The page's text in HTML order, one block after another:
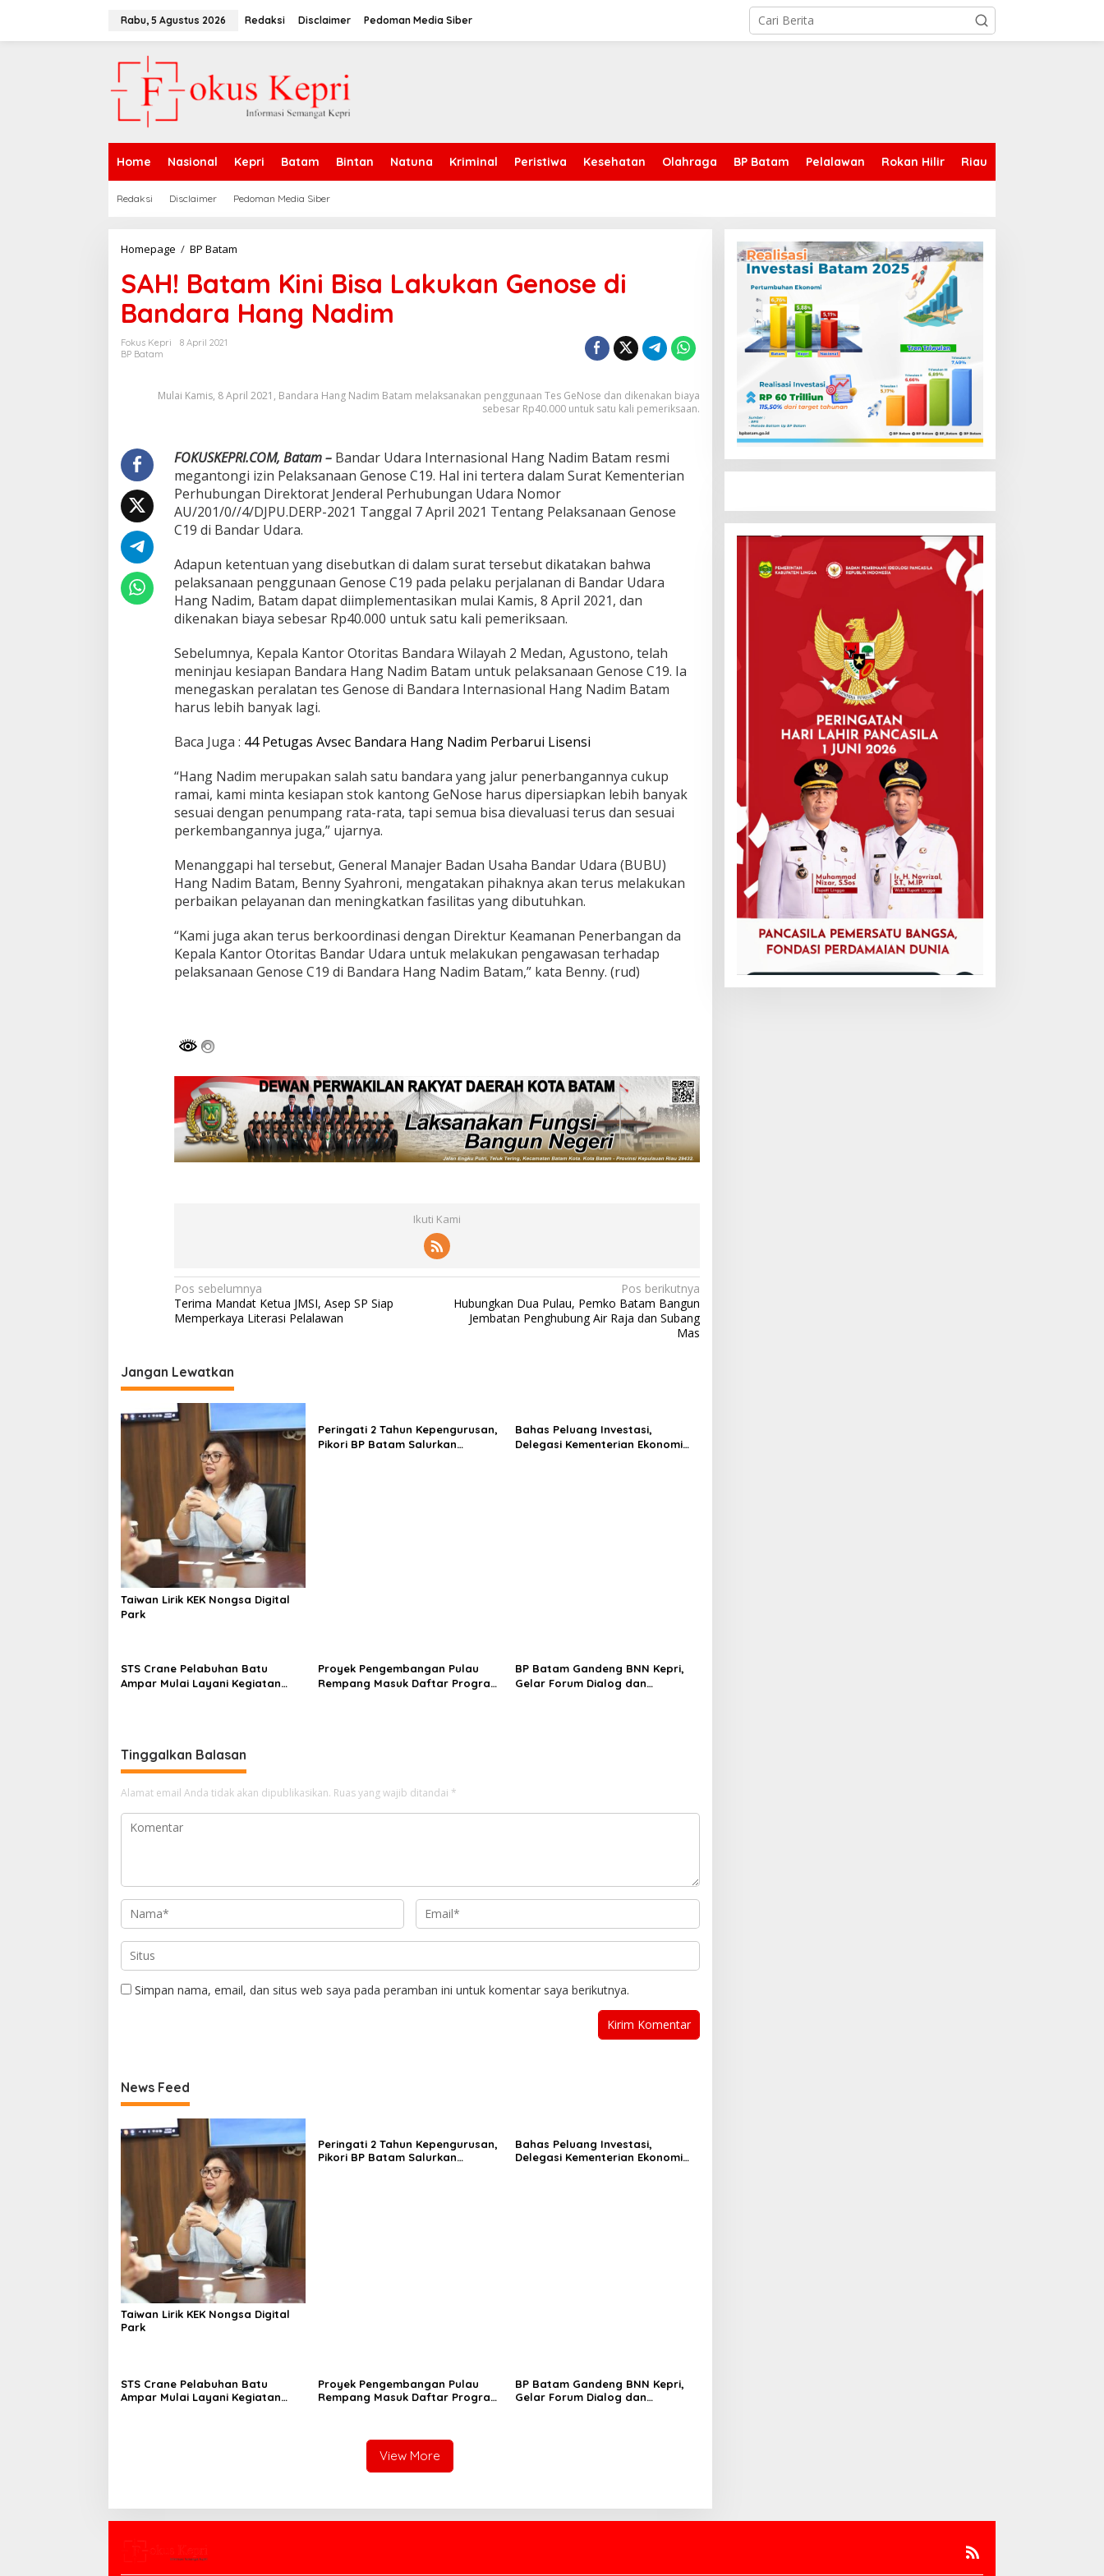
Rabu, 5 Agustus 2026 Redaksi Disclaimer Pedoman Media Siber
Home Nasional Kepri Batam Bintan Natuna Kriminal Peristiwa Kesehatan Olahraga BP Batam Pelalawan Rokan Hilir Riau
Redaksi Disclaimer Pedoman Media Siber
Homepage / BP Batam
H
!
B
a
i
i
s
a
L
a
k
k
a
n
G
e
o
s
e
d
i
a
n
a
r
a
H
a
g
N
a
d
m
SAH! Batam Kini Bisa Lakukan Genose di
Bandara Hang Nadim
Fokus Kepri
8 April 2021
BP Batam
Mulai Kamis, 8 April 2021, Bandara Hang Nadim Batam melaksanakan penggunaan Tes GeNose dan dikenakan biaya
sebesar Rp40.000 untuk satu kali pemeriksaan.
FOKUSKEPRI.COM, Batam – Bandar Udara Internasional Hang Nadim Batam resmi
megantongi izin Pelaksanaan Genose C19. Hal ini tertera dalam Surat Kementerian
Perhubungan Direktorat Jenderal Perhubungan Udara Nomor
AU/201/0//4/DJPU.DERP-2021 Tanggal 7 April 2021 Tentang Pelaksanaan Genose
C19 di Bandar Udara.
Adapun ketentuan yang disebutkan di dalam surat tersebut dikatakan bahwa
pelaksanaan penggunaan Genose C19 pada pelaku perjalanan di Bandar Udara
Hang Nadim, Batam dapat diimplementasikan mulai Kamis, 8 April 2021, dan
dikenakan biaya sebesar Rp40.000 untuk satu kali pemeriksaan.
Sebelumnya, Kepala Kantor Otoritas Bandara Wilayah 2 Medan, Agustono, telah
meninjau kesiapan Bandara Hang Nadim Batam untuk pelaksanaan Genose C19. Ia
menegaskan peralatan tes Genose di Bandara Internasional Hang Nadim Batam
harus lebih banyak lagi.
Baca Juga : 44 Petugas Avsec Bandara Hang Nadim Perbarui Lisensi
“Hang Nadim merupakan salah satu bandara yang jalur penerbangannya cukup
ramai, kami minta kesiapan stok kantong GeNose harus dipersiapkan lebih banyak
sesuai dengan penumpang rata-rata, tapi semua bisa dievaluasi terus dan sesuai
perkembangannya juga,” ujarnya.
Menanggapi hal tersebut, General Manajer Badan Usaha Bandar Udara (BUBU)
Hang Nadim Batam, Benny Syahroni, mengatakan pihaknya akan terus melakukan
perbaikan pelayanan dan meningkatkan fasilitas yang dibutuhkan.
“Kami juga akan terus berkoordinasi dengan Direktur Keamanan Penerbangan da
Kepala Kantor Otoritas Bandar Udara untuk melakukan pengawasan terhadap
pelaksanaan Genose C19 di Bandara Hang Nadim Batam,” kata Benny. (rud)
Ikuti Kami
N
a
i
g
a
s
o
s
Pos sebelumnya
Terima Mandat Ketua JMSI, Asep SP Siap
Memperkaya Literasi Pelalawan
Pos berikutnya
Hubungkan Dua Pulau, Pemko Batam Bangun
Jembatan Penghubung Air Raja dan Subang
Mas
Jangan Lewatkan
Taiwan Lirik KEK Nongsa Digital
Park
Peringati 2 Tahun Kepengurusan,
Pikori BP Batam Salurkan
Bahas Peluang Investasi,
Delegasi Kementerian Ekonomi
STS Crane Pelabuhan Batu
Ampar Mulai Layani Kegiatan
Proyek Pengembangan Pulau
Rempang Masuk Daftar Program
BP Batam Gandeng BNN Kepri,
Gelar Forum Dialog dan
Tinggalkan Balasan
Alamat email Anda tidak akan dipublikasikan. Ruas yang wajib ditandai *
Simpan nama, email, dan situs web saya pada peramban ini untuk komentar saya berikutnya.
News Feed
Taiwan Lirik KEK Nongsa Digital
Park
Peringati 2 Tahun Kepengurusan,
Pikori BP Batam Salurkan
Bahas Peluang Investasi,
Delegasi Kementerian Ekonomi
STS Crane Pelabuhan Batu
Ampar Mulai Layani Kegiatan
Proyek Pengembangan Pulau
Rempang Masuk Daftar Program
BP Batam Gandeng BNN Kepri,
Gelar Forum Dialog dan
View More